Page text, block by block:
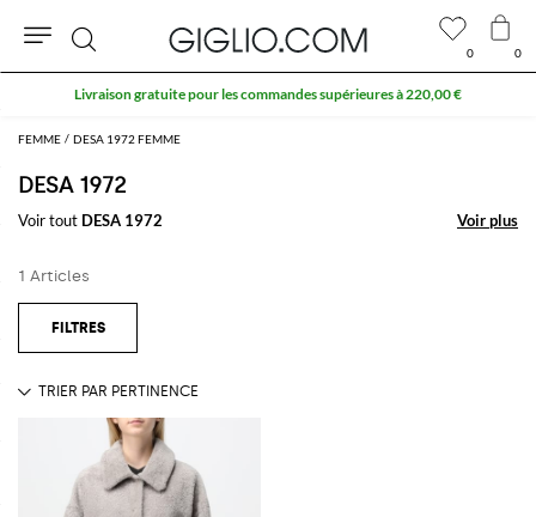
FEMME DESA 1972 FEMME
DESA 1972
Voir tout DESA 1972 Voir plus
Voir plus
1 Articles
0 0
Rechercher
Livraison gratuite pour les commandes supérieures à 220,00 €